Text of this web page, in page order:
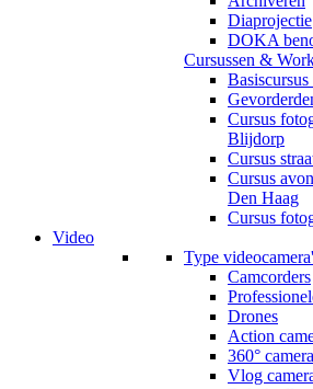
Diaprojectie
DOKA
Cursussen &
Cursus
Blijdorp
Cursus
Cursus
Den Haag
Cursus
Video
Type
Camcorders
Drones
Action
360°
Vlog